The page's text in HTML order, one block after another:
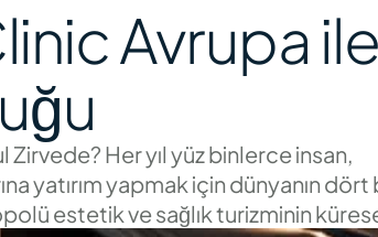
Avrupa
Her yıl yüz binlerce insan,
yatırım yapmak için dünyanın dört
estetik ve sağlık turizminin